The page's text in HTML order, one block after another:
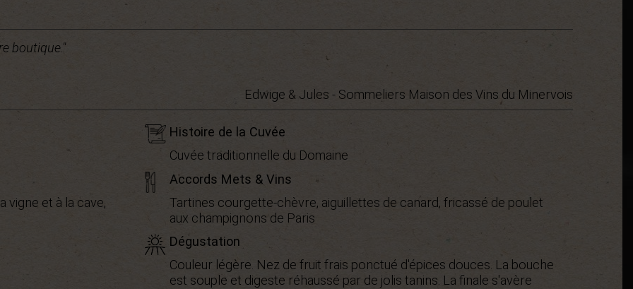
boutique."
Edwige & Jules - Sommeliers Maison des Vins du Minervois
vigne et à la cave,
Histoire de la Cuvée
Cuvée traditionnelle du Domaine
Accords Mets & Vins
Tartines courgette-chèvre, aiguillettes de canard, fricassé de poulet
aux champignons de Paris
Dégustation
Couleur légère. Nez de fruit frais ponctué d'épices douces. La bouche
est souple et digeste réhaussé par de jolis tanins. La finale s'avère